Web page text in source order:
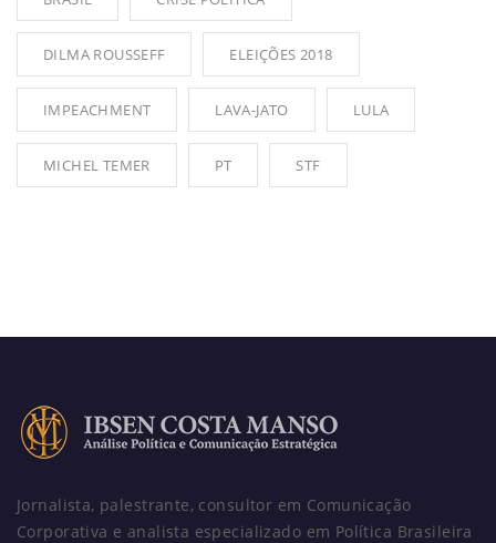
DILMA ROUSSEFF ELEIÇÕES 2018
IMPEACHMENT LAVA-JATO LULA
MICHEL TEMER PT STF
Jornalista, palestrante, consultor em Comunicação
Corporativa e analista especializado em Política Brasileira